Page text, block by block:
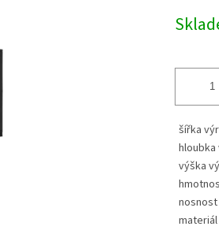
cena:
šířka
výška
nosnost
materiál